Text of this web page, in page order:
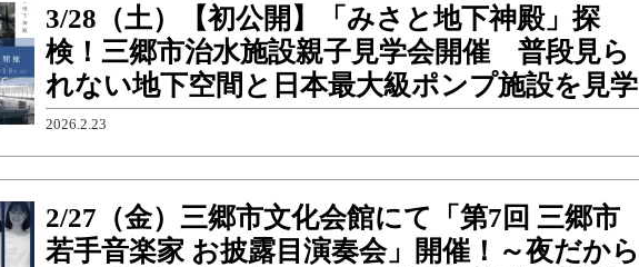
3/28（土）【初公開】「みさと地下神殿」探
検！三郷市治水施設親子見学会開催 普段見ら
れない地下空間と日本最大級ポンプ施設を見学
2026.2.23
2/27（金）三郷市文化会館にて「第7回 三郷市
若手音楽家 お披露目演奏会」開催！～夜だから